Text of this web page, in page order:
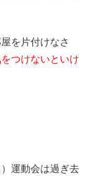
を片付けなさ
つけないといけ
運動会は過ぎ去